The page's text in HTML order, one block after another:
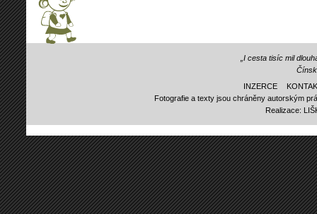
„I cesta tisíc mil
INZERCE
Fotografie a texty jsou chráněny autorským
Realizace: